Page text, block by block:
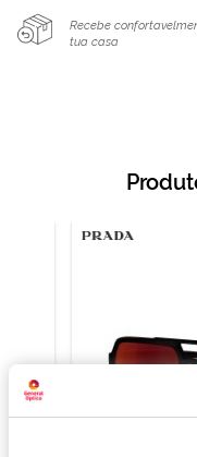
Recebe
tua casa